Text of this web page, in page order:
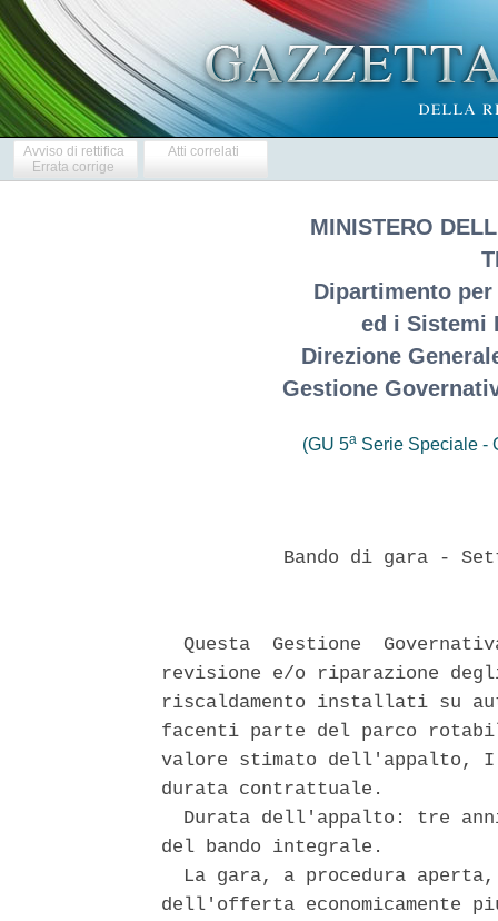
Avviso di rettifica
Errata corrige
Atti correlati
MINISTERO
Dipartimento
ed i Sistemi
Direzione
Gestione
(GU 5a Serie Speciale -
Bando di gara -
Questa  Gestione
revisione e/o riparazione
riscaldamento installati su
facenti parte del parco
valore stimato dell'appalto,
durata contrattuale.
Durata dell'appalto: tre
del bando integrale.
La gara, a procedura
dell'offerta